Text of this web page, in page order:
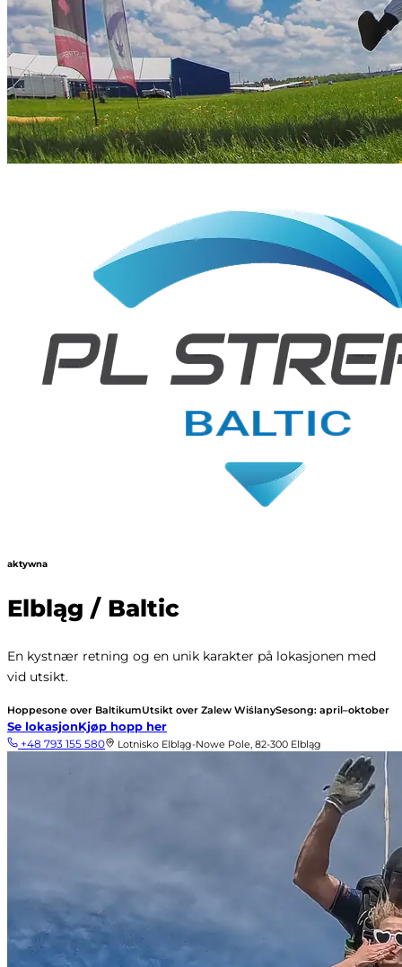
aktywna
Elbląg / Baltic
En kystnær retning og en unik karakter på lokasjonen med
vid utsikt.
Hoppesone over BaltikumUtsikt over Zalew WiślanySesong: april–oktober
Se lokasjonKjøp hopp her
+48 793 155 580 Lotnisko Elbląg-Nowe Pole, 82-300 Elbląg